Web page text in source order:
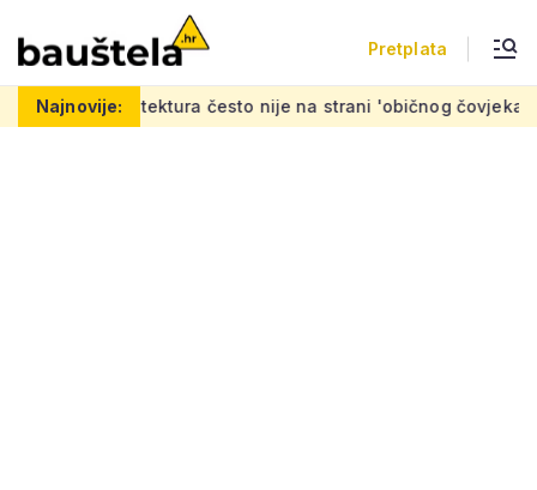
Pretplata
Najnovije:
često nije na strani 'običnog čovjeka': 'Mora se